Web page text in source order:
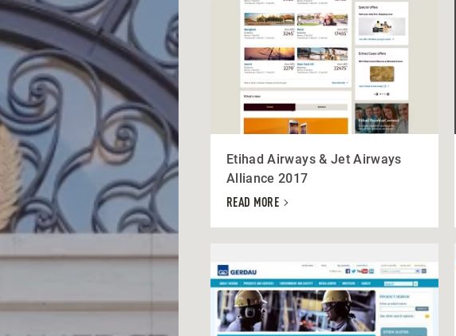
Etihad Airways & Jet Airways
Alliance 2017
READ MORE